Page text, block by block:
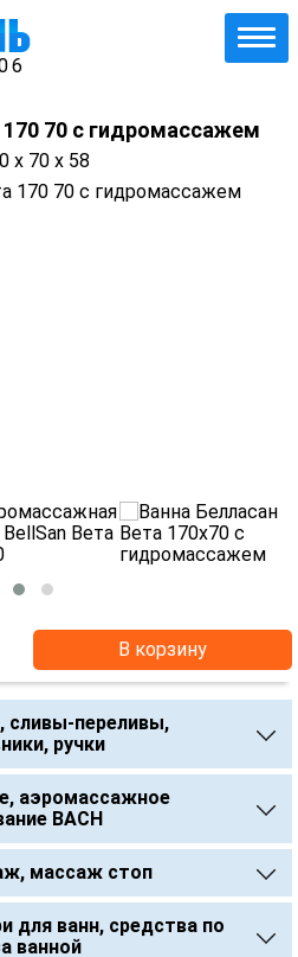
170 70 с гидромассажем
x 70 x 58
В корзину
сливы-переливы,
ручки
аэромассажное
BACH
массаж стоп
для ванн, средства по
ванной